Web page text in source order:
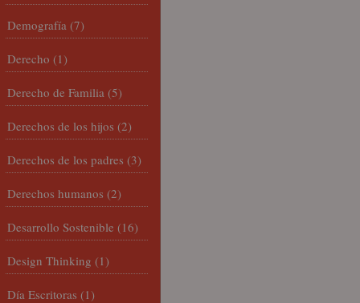
Demografía (7)
Derecho (1)
Derecho de Familia (5)
Derechos de los hijos (2)
Derechos de los padres (3)
Derechos humanos (2)
Desarrollo Sostenible (16)
Design Thinking (1)
Día Escritoras (1)